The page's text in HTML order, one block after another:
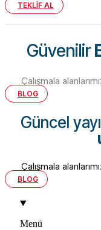
TEKLİF AL
Güvenilir
Çalışmala
BLOG
Güncel
Çalışmala
BLOG
Menü